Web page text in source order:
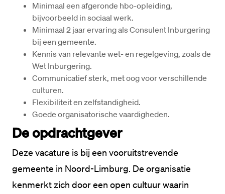
Minimaal een afgeronde hbo-opleiding,
bijvoorbeeld in sociaal werk.
Minimaal 2 jaar ervaring als Consulent Inburgering
bij een gemeente.
Kennis van relevante wet- en regelgeving, zoals de
Wet Inburgering.
Communicatief sterk, met oog voor verschillende
culturen.
Flexibiliteit en zelfstandigheid.
Goede organisatorische vaardigheden.
De opdrachtgever
Deze vacature is bij een vooruitstrevende
gemeente in Noord-Limburg. De organisatie
kenmerkt zich door een open cultuur waarin